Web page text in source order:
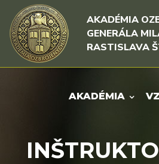
Rovno na obsah
Rovno na menu
AKADÉMIA
GENERÁLA
RASTISLAVA
AKADÉMIA